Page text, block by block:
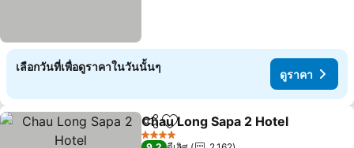
เลือกวันที่เพื่อดูราคาในวันนั้นๆ
ดูราคา
แชร์ เพิ่มในรายการโปรด
Chau Long Sapa 2 Hotel
4 ดาว